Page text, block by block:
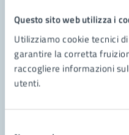
Questo sito web utilizza i
Utilizziamo cookie tecnici
garantire la corretta
raccogliere informazioni
utenti.
Richiedi assistenza
Prenota
Problemi in città